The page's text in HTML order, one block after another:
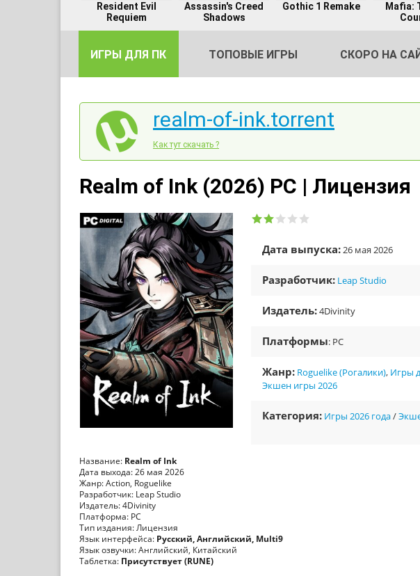
Resident Evil
Requiem
Assassin's Creed
Shadows
Gothic 1 Remake
Mafia:
ИГРЫ ДЛЯ ПК ТОПОВЫЕ ИГРЫ СКОРО НА
realm-of-ink.torrent
Как тут скачать ?
Realm of Ink (2026) PC | Лицензия
Дата выпуска:26 мая 2026
Разработчик: Leap Studio
Издатель:4Divinity
Платформы: PC
Жанр: Roguelike (Рогалики), Игры
Экшен игры 2026
Категория: Игры 2026 года/
Название: Realm of Ink
Дата выхода: 26 мая 2026
Жанр: Action, Roguelike
Разработчик: Leap Studio
Издатель: 4Divinity
Платформа: PC
Тип издания: Лицензия
Язык интерфейса: Русский, Английский, Multi9
Язык озвучки: Английский, Китайский
Таблетка: Присутствует (RUNE)